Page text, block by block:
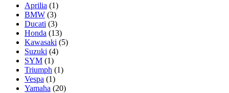
Aprilia (1)
BMW (3)
Ducati (3)
Honda (13)
Kawasaki (5)
Suzuki (4)
SYM (1)
Triumph (1)
Vespa (1)
Yamaha (20)